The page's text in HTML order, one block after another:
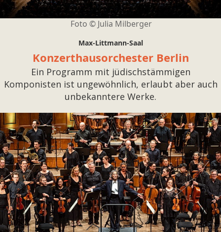
Foto © Julia Milberger
Max-Littmann-Saal
Konzerthausorchester Berlin
Ein Programm mit jüdischstämmigen
Komponisten ist ungewöhnlich, erlaubt aber auch
unbekanntere Werke.